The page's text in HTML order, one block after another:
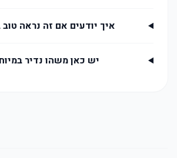
איך יודעים אם זה נראה
יש כאן משהו נדיר